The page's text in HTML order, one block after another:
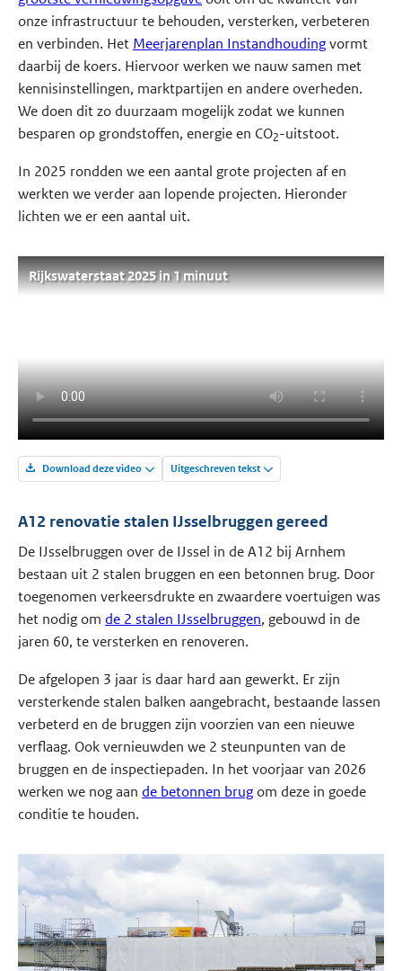
onze infrastructuur te behouden, versterken, verbeteren
en verbinden. Het Meerjarenplan Instandhoudingvormt
daarbij de koers. Hiervoor werken we nauw samen met
kennisinstellingen, marktpartijen en andere overheden.
We doen dit zo duurzaam mogelijk zodat we kunnen
besparen op grondstoffen, energie en CO2-uitstoot.
In 2025 rondden we een aantal grote projecten af en
werkten we verder aan lopende projecten. Hieronder
lichten we er een aantal uit.
Rijkswaterstaat 2025 in 1 minuut
Download deze video Uitgeschreven tekst
A12 renovatie stalen IJsselbruggen gereed
De IJsselbruggen over de IJssel in de A12 bij Arnhem
bestaan uit 2 stalen bruggen en een betonnen brug. Door
toegenomen verkeersdrukte en zwaardere voertuigen was
het nodig omde 2 stalen IJsselbruggen, gebouwd in de
jaren 60, te versterken en renoveren.
De afgelopen 3 jaar is daar hard aan gewerkt. Er zijn
versterkende stalen balken aangebracht, bestaande lassen
verbeterd en de bruggen zijn voorzien van een nieuwe
verflaag. Ook vernieuwden we 2 steunpunten van de
bruggen en de inspectiepaden. In het voorjaar van 2026
werken we nog aande betonnen brug om deze in goede
conditie te houden.